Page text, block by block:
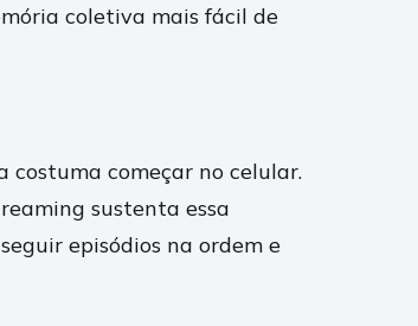
coletiva mais fácil de
costuma começar no celular.
sustenta essa
episódios na ordem e